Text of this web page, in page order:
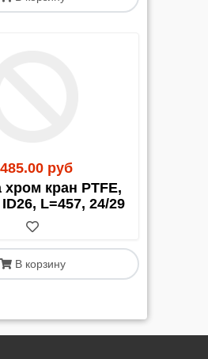
руб
хром кран PTFE,
L=457, 24/29
В корзину